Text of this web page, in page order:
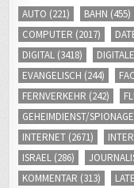
AUTO (221) BAHN (455)
COMPUTER (2017)
DIGITAL (3418)
EVANGELISCH (244)
FERNVERKEHR (242)
GEHEIMDIENST/SPIONAGE
INTERNET (2671)
ISRAEL (286)
KOMMENTAR (313)